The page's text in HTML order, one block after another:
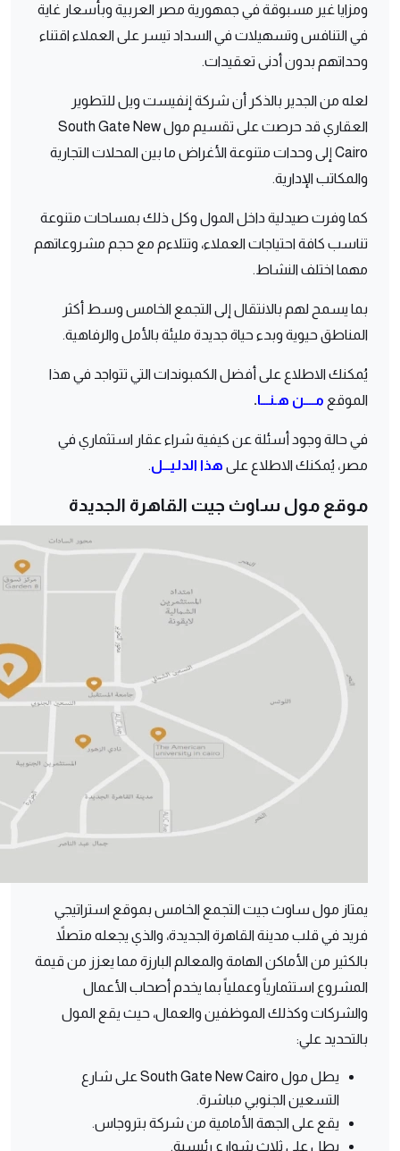
ومزايا غير مسبوقة في جمهورية مصر العربية وبأسعار غاية
في التنافس وتسهيلات في السداد تيسر على العملاء اقتناء
وحداتهم بدون أدنى تعقيدات.
لعله من الجدير بالذكر أن شركة إنفيست ويل للتطوير
العقاري قد حرصت على تقسيم مول South Gate New
Cairo إلى وحدات متنوعة الأغراض ما بين المحلات التجارية
والمكاتب الإدارية.
كما وفرت صيدلية داخل المول وكل ذلك بمساحات متنوعة
تناسب كافة احتياجات العملاء، وتتلاءم مع حجم مشروعاتهم
مهما اختلف النشاط.
بما يسمح لهم بالانتقال إلى التجمع الخامس وسط أكثر
المناطق حيوية وبدء حياة جديدة مليئة بالأمل والرفاهية.
يُمكنك الاطلاع على أفضل الكمبوندات التي تتواجد في هذا
الموقع مــــن هـنـــا.
في حالة وجود أسئلة عن كيفية شراء عقار استثماري في
مصر، يُمكنك الاطلاع على هذا الدليـــل.
موقع مول ساوث جيت القاهرة الجديدة
يمتاز مول ساوث جيت التجمع الخامس بموقع استراتيجي
فريد في قلب مدينة القاهرة الجديدة، والذي يجعله متصلاً
بالكثير من الأماكن الهامة والمعالم البارزة مما يعزز من قيمة
المشروع استثمارياً وعملياً بما يخدم أصحاب الأعمال
والشركات وكذلك الموظفين والعمال، حيث يقع المول
بالتحديد علي:
يطل مول South Gate New Cairo على شارع
التسعين الجنوبي مباشرة.
يقع على الجهة الأمامية من شركة بتروجاس.
يطل على ثلاث شوارع رئيسية.